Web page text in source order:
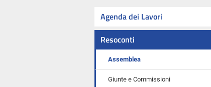
Agenda dei Lavori
Resoconti
Assemblea
Giunte e Commissioni